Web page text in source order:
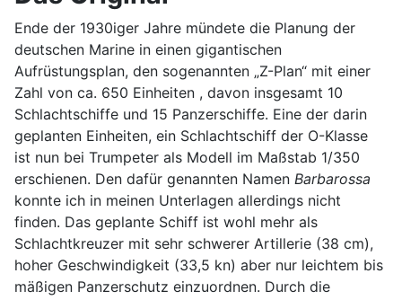
Ende der 1930iger Jahre mündete die Planung der
deutschen Marine in einen gigantischen
Aufrüstungsplan, den sogenannten „Z-Plan“ mit einer
Zahl von ca. 650 Einheiten , davon insgesamt 10
Schlachtschiffe und 15 Panzerschiffe. Eine der darin
geplanten Einheiten, ein Schlachtschiff der O-Klasse
ist nun bei Trumpeter als Modell im Maßstab 1/350
erschienen. Den dafür genannten Namen Barbarossa
konnte ich in meinen Unterlagen allerdings nicht
finden. Das geplante Schiff ist wohl mehr als
Schlachtkreuzer mit sehr schwerer Artillerie (38 cm),
hoher Geschwindigkeit (33,5 kn) aber nur leichtem bis
mäßigen Panzerschutz einzuordnen. Durch die